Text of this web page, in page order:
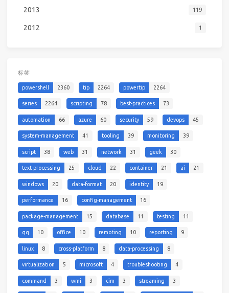
2013 119
2012 1
标签
powershell 2360 tip 2264 powertip 2264
series 2264 scripting 78 best-practices 73
automation 66 azure 60 security 59 devops 45
system-management 41 tooling 39 monitoring 39
script 38 web 31 network 31 geek 30
text-processing 25 cloud 22 container 21 ai 21
windows 20 data-format 20 identity 19
performance 16 config-management 16
package-management 15 database 11 testing 11
qq 10 office 10 remoting 10 reporting 9
linux 8 cross-platform 8 data-processing 8
virtualization 5 microsoft 4 troubleshooting 4
command 3 wmi 3 cim 3 streaming 3